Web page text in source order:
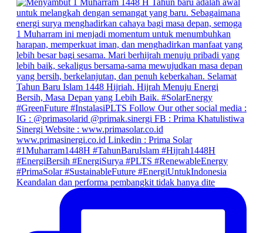
Keandalan dan performa pembangkit tidak hanya dite